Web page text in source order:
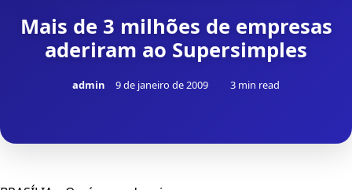
Mais de 3 milhões de empresas
aderiram ao Supersimples
admin 9 de janeiro de 2009 3 min read